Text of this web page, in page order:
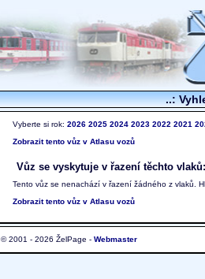
..:
Vyberte si rok: 2026 2025 2024 2023 2022 2021
Zobrazit tento vůz v Atlasu vozů
Vůz se vyskytuje v řazení těchto vlaků:
Tento vůz se nenachází v řazení žádného z vlaků.
Zobrazit tento vůz v Atlasu vozů
© 2001 - 2026 ŽelPage - Webmaster